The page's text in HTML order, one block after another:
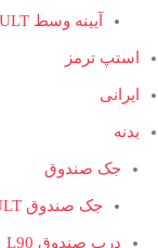
آیینه وسط RENAULT
استپ ترمز
ایرانی
بدنه
جک صندوق
جک صندوق RENAULT
درب صندوق L90